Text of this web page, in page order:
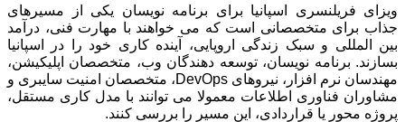
ویزای فریلنسری اسپانیا برای برنامه نویسان یکی از مسیرهای
جذاب برای متخصصانی است که می خواهند با مهارت فنی، درآمد
بین المللی و سبک زندگی اروپایی، آینده کاری خود را در اسپانیا
بسازند. برنامه نویسان، توسعه دهندگان وب، متخصصان اپلیکیشن،
مهندسان نرم افزار، نیروهای DevOps، متخصصان امنیت سایبری و
مشاوران فناوری اطلاعات معمولا می توانند با مدل کاری مستقل،
پروژه محور یا قراردادی، این مسیر را بررسی کنند.